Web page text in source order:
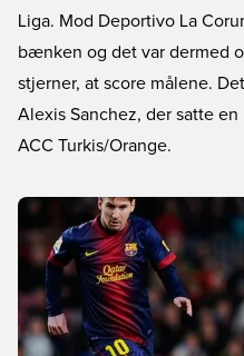
Liga. Mod Deportivo La
bænken og det var dermed
stjerner, at score målene.
Alexis Sanchez, der satte en
ACC Turkis/Orange.